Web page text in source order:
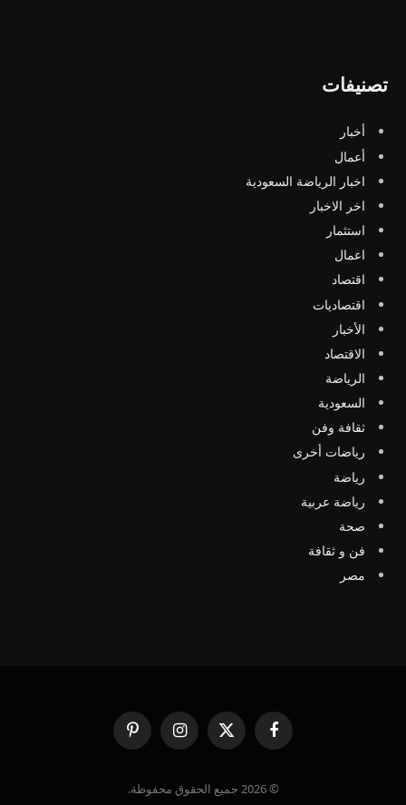
تصنيفات
أخبار
أعمال
اخبار الرياضة السعودية
اخر الاخبار
استثمار
اعمال
اقتصاد
اقتصاديات
الأخبار
الاقتصاد
الرياضة
السعودية
ثقافة وفن
رياضات أخرى
رياضة
رياضة عربية
صحة
فن و ثقافة
مصر
فيسبوك
X
(Twitter)
الانستغرامبينتيريست
© 2026 جميع الحقوق محفوظة.